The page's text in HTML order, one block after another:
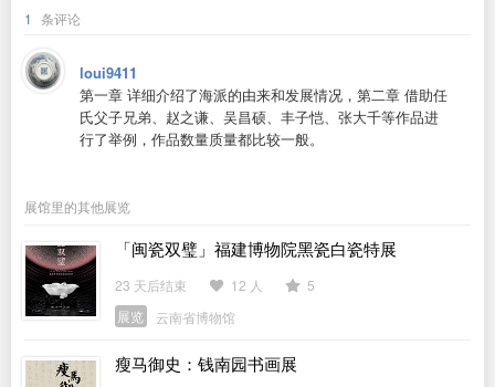
1 条评论
loui9411
第一章 详细介绍了海派的由来和发展情况，第二章 借助任
氏父子兄弟、赵之谦、吴昌硕、丰子恺、张大千等作品进
行了举例，作品数量质量都比较一般。
展馆里的其他展览
「闽瓷双璧」福建博物院黑瓷白瓷特展
23 天后结束 12 人
5
展览
云南省博物馆
瘦马御史：钱南园书画展